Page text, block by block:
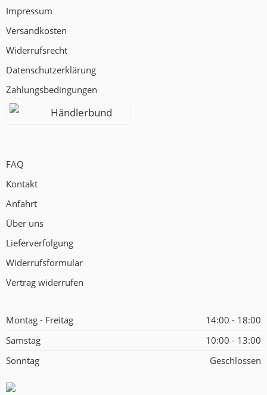
Impressum
Versandkosten
Widerrufsrecht
Datenschutzerklärung
Zahlungsbedingungen
Händlerbund
FAQ
Kontakt
Anfahrt
Über uns
Lieferverfolgung
Widerrufsformular
Vertrag widerrufen
Montag - Freitag
14:00 - 18:00
Samstag
10:00 - 13:00
Sonntag
Geschlossen